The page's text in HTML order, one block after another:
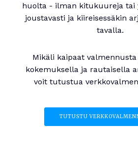
huolta - ilman kitukuureja tai
joustavasti ja kiireisessäkin
tavalla.
Mikäli kaipaat valmennusta
kokemuksella ja rautaisella
voit tutustua
TUTUSTU